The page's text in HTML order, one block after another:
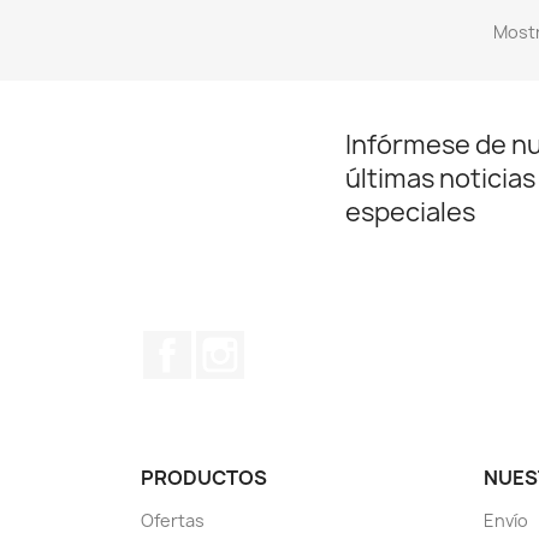
Infórmese de
últimas
especiales
PRODUCTOS
Ofertas Envío